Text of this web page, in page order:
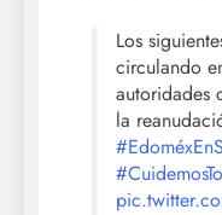
Los
circulando
autoridades
la